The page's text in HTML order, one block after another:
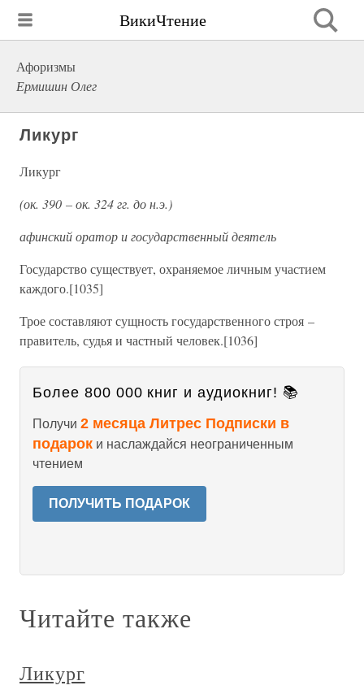
ВикиЧтение
Афоризмы
Ермишин Олег
Ликург
Ликург
(ок. 390 – ок. 324 гг. до н.э.)
афинский оратор и государственный деятель
Государство существует, охраняемое личным участием
каждого.[1035]
Трое составляют сущность государственного строя –
правитель, судья и частный человек.[1036]
Более 800 000 книг и аудиокниг! 📚
Получи 2 месяца Литрес Подписки в
подарок и наслаждайся неограниченным
чтением
ПОЛУЧИТЬ ПОДАРОК
Читайте также
Ликург